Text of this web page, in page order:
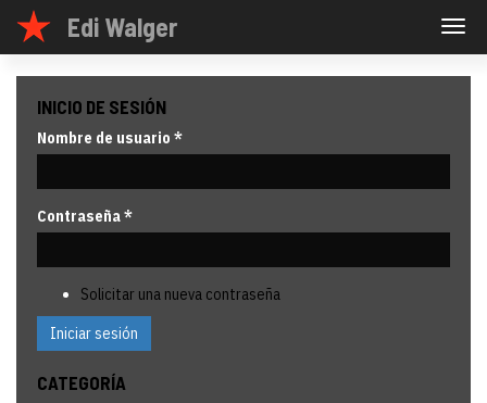
Pasar
contenido
principal
Edi Walger
INICIO DE SESIÓN
Nombre de usuario *
Contraseña*
Solicitar una nueva contraseña
Iniciar sesión
CATEGORÍA